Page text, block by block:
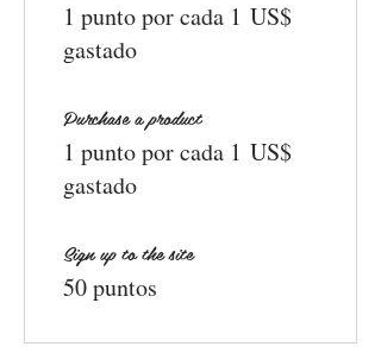
1 punto por cada 1 US$
gastado
Purchase a product
1 punto por cada 1 US$
gastado
Sign up to the site
50 puntos